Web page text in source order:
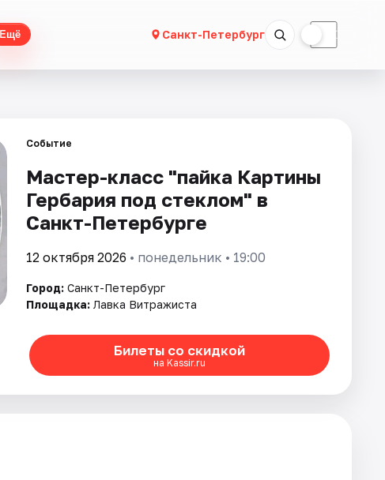
Ещё Санкт-Петербург ☾
Событие
Мастер-класс "пайка Картины
Гербария под стеклом" в
Санкт-Петербурге
12 октября 2026 • понедельник • 19:00
Город: Санкт-Петербург
Площадка: Лавка Витражиста
Билеты со скидкой
на Kassir.ru